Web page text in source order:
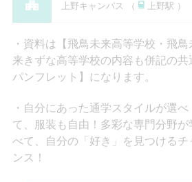
上野キャンパス （ 上野駅 ）
資料は【飛鳥未来高等学校・飛鳥
来きずな高等学校の内容も併記の共
パンフレット】になります。
自分にあった通学スタイルが選べ
て、服装も自由！多彩な専門分野が
べて、自分の「好き」を見つけるチ
ンス！